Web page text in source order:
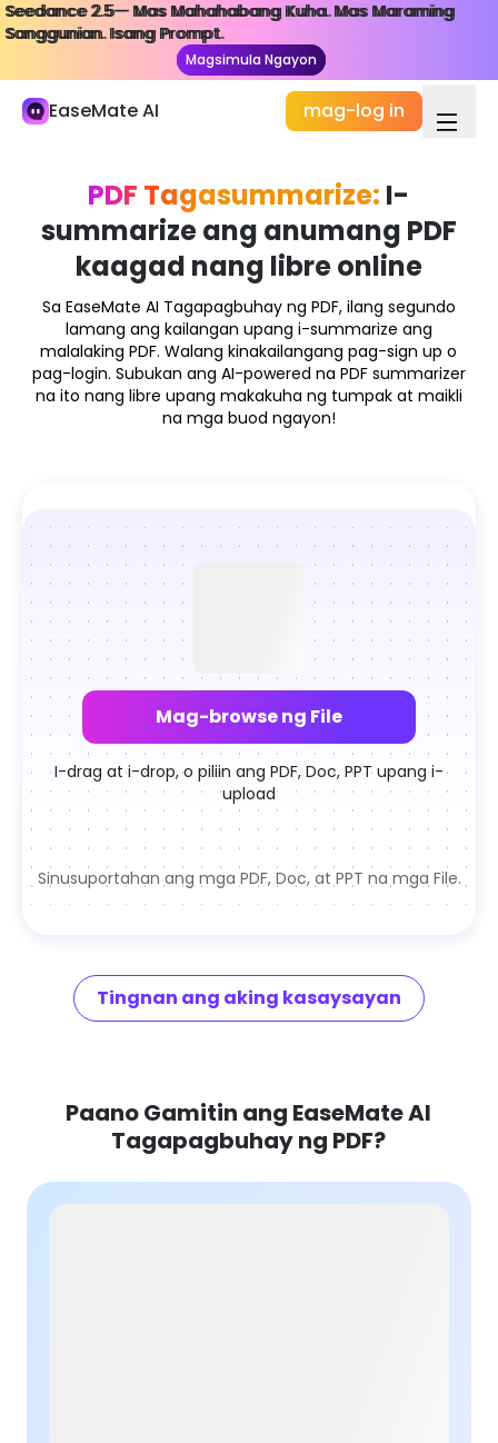
Seedance 2.5— Mas Mahahabang Kuha. Mas Maraming
Sanggunian. Isang Prompt.
Magsimula Ngayon
Seedance 2.5— Mas Mahahabang Kuha. Mas Maraming
Sanggunian. Isang Prompt.
Magsimula Ngayon
EaseMate AI mag-log in
Aking Aklatan
Pag-aaral at Trabaho
AI Chat
Pag-aaral at Pananaliksik ng AI
Manunulat ng AI
AI Ahente Bago
Paglikha
Lahat ng Kasangkapan
Notebook
PDF Tagasummarize: I-
summarize ang anumang PDF
kaagad nang libre online
Sa EaseMate AI Tagapagbuhay ng PDF, ilang segundo
lamang ang kailangan upang i-summarize ang
malalaking PDF. Walang kinakailangang pag-sign up o
pag-login. Subukan ang AI-powered na PDF summarizer
na ito nang libre upang makakuha ng tumpak at maikli
na mga buod ngayon!
Mag-browse ng File
I-drag at i-drop, o piliin ang PDF, Doc, PPT upang i-
upload
Sinusuportahan ang mga PDF, Doc, at PPT na mga File.
Tingnan ang aking kasaysayan
Paano Gamitin ang EaseMate AI
Tagapagbuhay ng PDF?